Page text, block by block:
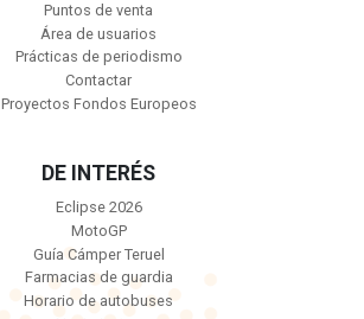
Puntos de venta
Área de usuarios
Prácticas de periodismo
Contactar
Proyectos Fondos Europeos
DE INTERÉS
Eclipse 2026
MotoGP
Guía Cámper Teruel
Farmacias de guardia
Horario de autobuses